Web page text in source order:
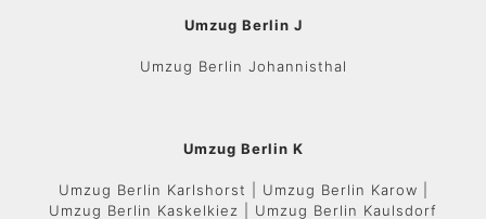
Umzug Berlin J
Umzug Berlin Johannisthal
Umzug Berlin K
Umzug Berlin Karlshorst | Umzug Berlin Karow |
Umzug Berlin Kaskelkiez | Umzug Berlin Kaulsdorf